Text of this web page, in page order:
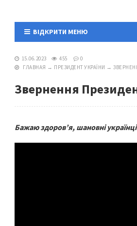
ВІДКРИТИ МЕНЮ
15.06.2023 455
0
ГЛАВНАЯ → ПРЕЗИДЕНТ УКРАЇНИ →
Звернення
Бажаю здоров’я, шановні